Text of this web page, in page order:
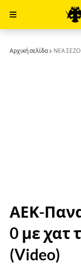
Αρχική σελίδα ΝΕΑ
ΑΕΚ-
0 με χατ
(Video)